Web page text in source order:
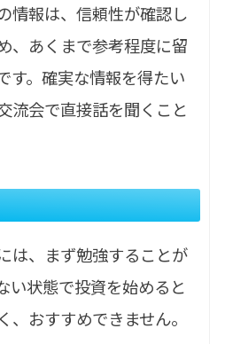
情報は、信頼性が確認し
、あくまで参考程度に留
す。確実な情報を得たい
流会で直接話を聞くこと
は、まず勉強することが
い状態で投資を始めると
、おすすめできません。